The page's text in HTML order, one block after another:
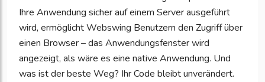
Ihre Anwendung sicher auf einem Server ausgeführt
wird, ermöglicht Webswing Benutzern den Zugriff über
einen Browser – das Anwendungsfenster wird
angezeigt, als wäre es eine native Anwendung. Und
was ist der beste Weg? Ihr Code bleibt unverändert.